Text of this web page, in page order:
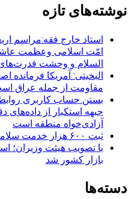
نوشته‌های تازه
استاد خارج فقه:مراسم
امّت اسلامی وعظمت
السلام و وحشت
البخیتی: آمریکا
مقاومت از جمله عراق
بستن حساب کاربری
جبهه استکبار از
آزادی‌خواه منطقه است
ثبت ۶۰۰ هزار خدمت سلامت به زائران اربعین
با تصویب هیئت وزیران؛
بازار کشور شد
دسته‌ها